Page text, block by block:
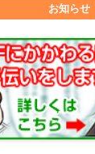
お知らせ